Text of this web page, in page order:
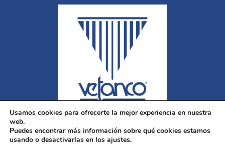
Usamos cookies para ofrecerte la mejor experiencia en nuestra
web.
Puedes encontrar más información sobre qué cookies estamos
usando o desactivarlas en los ajustes.